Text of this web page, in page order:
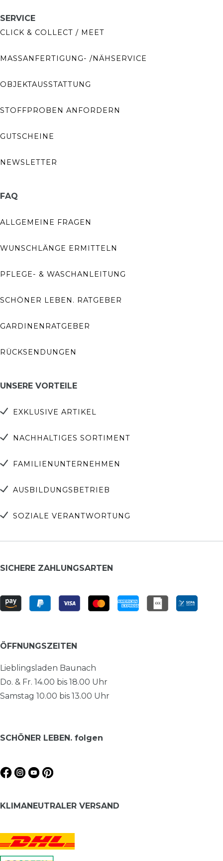
SERVICE
CLICK & COLLECT / MEET
MASSANFERTIGUNG- /NÄHSERVICE
OBJEKTAUSSTATTUNG
STOFFPROBEN ANFORDERN
GUTSCHEINE
NEWSLETTER
FAQ
ALLGEMEINE FRAGEN
WUNSCHLÄNGE ERMITTELN
PFLEGE- & WASCHANLEITUNG
SCHÖNER LEBEN. RATGEBER
GARDINENRATGEBER
RÜCKSENDUNGEN
UNSERE VORTEILE
EXKLUSIVE ARTIKEL
NACHHALTIGES SORTIMENT
FAMILIENUNTERNEHMEN
AUSBILDUNGSBETRIEB
SOZIALE VERANTWORTUNG
SICHERE ZAHLUNGSARTEN
ÖFFNUNGSZEITEN
Lieblingsladen Baunach
Do. & Fr. 14.00 bis 18.00 Uhr
Samstag 10.00 bis 13.00 Uhr
SCHÖNER LEBEN. folgen
KLIMANEUTRALER VERSAND